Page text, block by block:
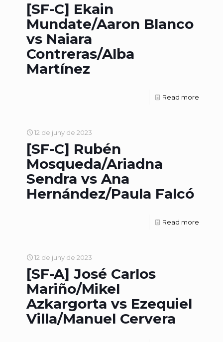
[SF-C] Ekain
Mundate/Aaron Blanco
vs Naiara
Contreras/Alba
Martínez
Read more
12 de juny de 2023
[SF-C] Rubén
Mosqueda/Ariadna
Sendra vs Ana
Hernández/Paula Falcó
Read more
12 de juny de 2023
[SF-A] José Carlos
Mariño/Mikel
Azkargorta vs Ezequiel
Villa/Manuel Cervera